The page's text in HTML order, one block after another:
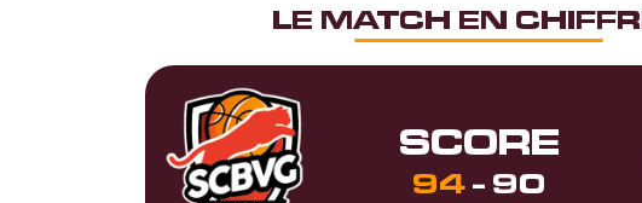
LE MATCH EN
SCORE
94- 90